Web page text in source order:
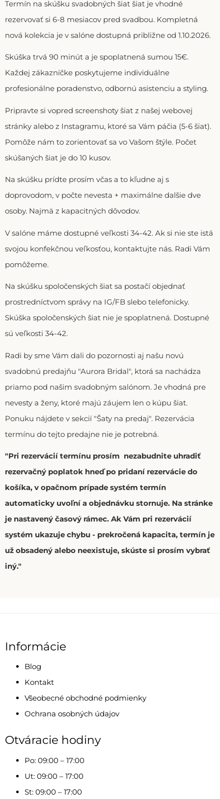
Termín na skúšku svadobných šiat šiat je vhodné
rezervovať si 6-8 mesiacov pred svadbou. Kompletná
nová kolekcia je v salóne dostupná približne od 1.10.2026.
Skúška trvá 90 minút a je spoplatnená sumou 15€.
Každej zákazníčke poskytujeme individuálne
profesionálne poradenstvo, odbornú asistenciu a styling.
Pripravte si vopred screenshoty šiat z našej webovej
stránky alebo z Instagramu, ktoré sa Vám páčia (5-6 šiat).
Pomôže nám to zorientovať sa vo Vašom štýle. Počet
skúšaných šiat je do 10 kusov.
Na skúšku prídte prosím včas a to kľudne aj s
doprovodom, v počte nevesta + maximálne dalšie dve
osoby. Najmä z kapacitných dôvodov.
V salóne máme dostupné veľkosti 34-42. Ak si nie ste istá
svojou konfekčnou veľkosťou, kontaktujte nás. Radi Vám
pomôžeme.
Na skúšku spoločenských šiat sa postačí objednať
prostredníctvom správy na IG/FB slebo telefonicky.
Skúška spoločenských šiat nie je spoplatnená. Dostupné
sú veľkosti 34-42.
Radi by sme Vám dali do pozornosti aj našu novú
svadobnú predajňu "Aurora Bridal", ktorá sa nachádza
priamo pod našim svadobným salónom. Je vhodná pre
nevesty a ženy, ktoré majú záujem len o kúpu šiat.
Ponuku nájdete v sekcií "Šaty na predaj". Rezervácia
termínu do tejto predajne nie je potrebná.
"Pri rezervácií termínu prosím nezabudnite uhradiť
rezervačný poplatok hneď po pridaní rezervácie do
košíka, v opačnom prípade systém termín
automaticky uvoľní a objednávku stornuje. Na stránke
je nastavený časový rámec. Ak Vám pri rezervácií
systém ukazuje chybu - prekročená kapacita, termín je
už obsadený alebo neexistuje, skúste si prosím vybrať
iný."
Informácie
Blog
Kontakt
Všeobecné obchodné podmienky
Ochrana osobných údajov
Otváracie hodiny
Po: 09:00 – 17:00
Ut: 09:00 – 17:00
St: 09:00 – 17:00